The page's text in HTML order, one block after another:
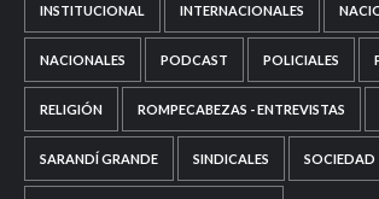
INSTITUCIONAL INTERNACIONALES
NACIONALES PODCAST POLICIALES
RELIGIÓN ROMPECABEZAS - ENTREVISTAS
SARANDÍ GRANDE SINDICALES SOCIEDAD